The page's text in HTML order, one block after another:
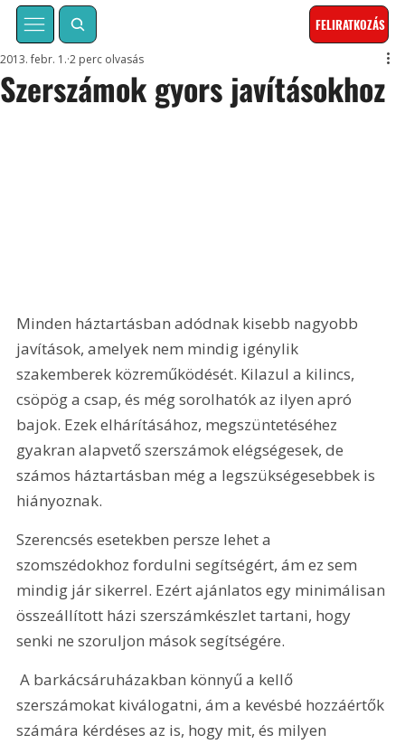
FELIRATKOZÁS
Szerszámok gyors javításokhoz
2013. febr. 1. 2 perc olvasás
Minden háztartásban adódnak kisebb nagyobb
javítások, amelyek nem mindig igénylik
szakemberek közreműködését. Kilazul a kilincs,
csöpög a csap, és még sorolhatók az ilyen apró
bajok. Ezek elhárításához, megszüntetéséhez
gyakran alapvető szerszámok elégségesek, de
számos háztartásban még a legszükségesebbek is
hiányoznak.
Szerencsés esetekben persze lehet a
szomszédokhoz fordulni segítségért, ám ez sem
mindig jár sikerrel. Ezért ajánlatos egy minimálisan
összeállított házi szerszámkészlet tartani, hogy
senki ne szoruljon mások segítségére.
A barkácsáruházakban könnyű a kellő
szerszámokat kiválogatni, ám a kevésbé hozzáértők
számára kérdéses az is, hogy mit, és milyen